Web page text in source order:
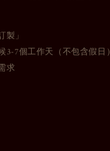
」
3-7個工作天（不包含假日）
求